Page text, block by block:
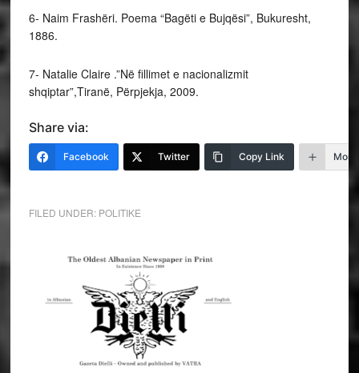
6- Naim Frashëri. Poema “Bagëti e Bujqësi”, Bukuresht,
1886.
7- Natalie Claire .”Në fillimet e nacionalizmit
shqiptar”,Tiranë, Përpjekja, 2009.
Share via:
Facebook Twitter Copy Link More
FILED UNDER: POLITIKE